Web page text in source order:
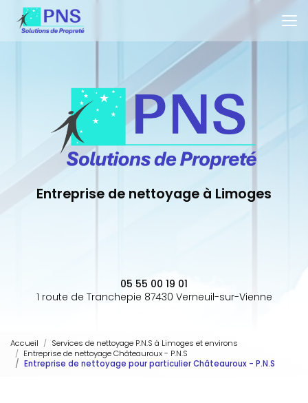
contenu
principal
Entreprise de nettoyage à Limoges
05 55 00 19 01
1 route de Tranchepie 87430 Verneuil-sur-Vienne
Accueil
Services de nettoyage P.N.S à Limoges et environs
Entreprise de nettoyage Châteauroux - P.N.S
Entreprise de nettoyage pour particulier Châteauroux - P.N.S